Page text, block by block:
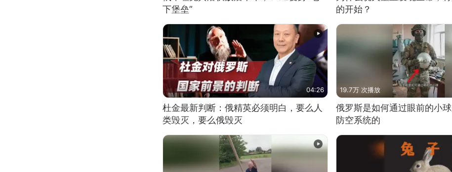
下堡垒”
的开始？
04:26
杜金最新判断：俄精英必须明白，要么人
类毁灭，要么俄毁灭
19.7万 次播放
俄罗斯是如何通过眼前的小
防空系统的